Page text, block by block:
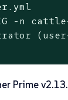
-n
Prime